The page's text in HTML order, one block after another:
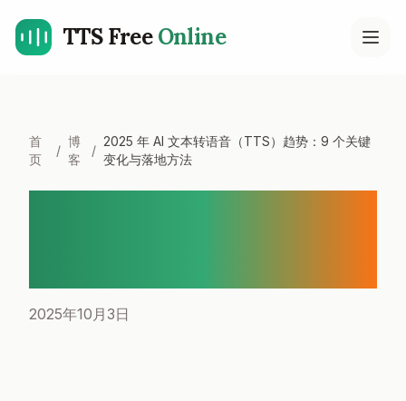
TTS FreeOnline
首
页
/
博
客
/
2025 年 AI 文本转语音（TTS）趋势：9 个关键
变化与落地方法
2025年10月3日